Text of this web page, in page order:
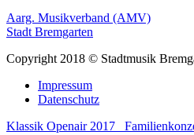
Aarg. Musikverband (AMV)
Stadt Bremgarten
Copyright 2018 © Stadtmusik
Impressum
Datenschutz
Klassik Openair 2017